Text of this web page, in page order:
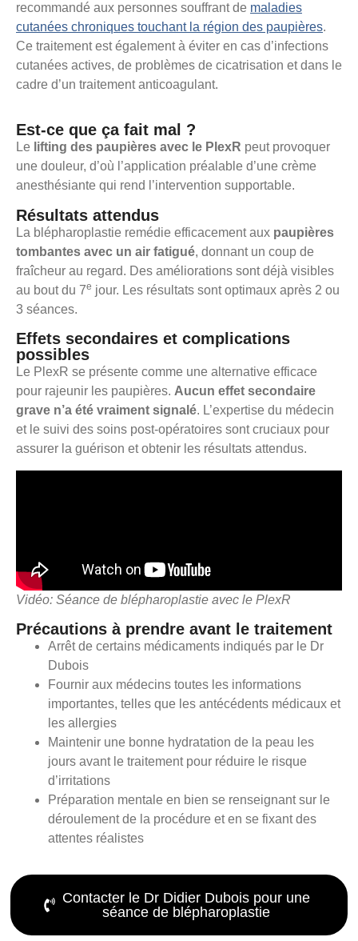
recommandé aux personnes souffrant de maladies
cutanées chroniques touchant la région des paupières.
Ce traitement est également à éviter en cas d’infections
cutanées actives, de problèmes de cicatrisation et dans le
cadre d’un traitement anticoagulant.
Est-ce que ça fait mal ?
Le lifting des paupières avec le PlexR peut provoquer
une douleur, d’où l’application préalable d’une crème
anesthésiante qui rend l’intervention supportable.
Résultats attendus
La blépharoplastie remédie efficacement aux paupières
tombantes avec un air fatigué, donnant un coup de
fraîcheur au regard. Des améliorations sont déjà visibles
au bout du 7e jour. Les résultats sont optimaux après 2 ou
3 séances.
Effets secondaires et complications
possibles
Le PlexR se présente comme une alternative efficace
pour rajeunir les paupières. Aucun effet secondaire
grave n’a été vraiment signalé. L’expertise du médecin
et le suivi des soins post-opératoires sont cruciaux pour
assurer la guérison et obtenir les résultats attendus.
Vidéo: Séance de blépharoplastie avec le PlexR
Précautions à prendre avant le traitement
Arrêt de certains médicaments indiqués par le Dr
Dubois
Fournir aux médecins toutes les informations
importantes, telles que les antécédents médicaux et
les allergies
Maintenir une bonne hydratation de la peau les
jours avant le traitement pour réduire le risque
d’irritations
Préparation mentale en bien se renseignant sur le
déroulement de la procédure et en se fixant des
attentes réalistes
Contacter le Dr Didier Dubois pour une
séance de blépharoplastie